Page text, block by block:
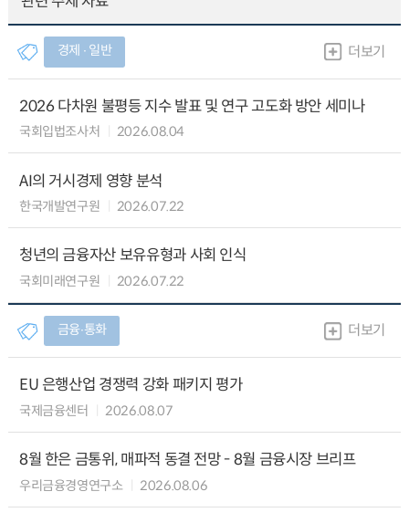
경제 ∙ 일반 더보기
2026 다차원 불평등 지수 발표 및 연구 고도화 방안 세미나
국회입법조사처 2026.08.04
AI의 거시경제 영향 분석
한국개발연구원 2026.07.22
청년의 금융자산 보유유형과 사회 인식
국회미래연구원 2026.07.22
금융∙통화 더보기
EU 은행산업 경쟁력 강화 패키지 평가
국제금융센터 2026.08.07
8월 한은 금통위, 매파적 동결 전망 - 8월 금융시장 브리프
우리금융경영연구소 2026.08.06